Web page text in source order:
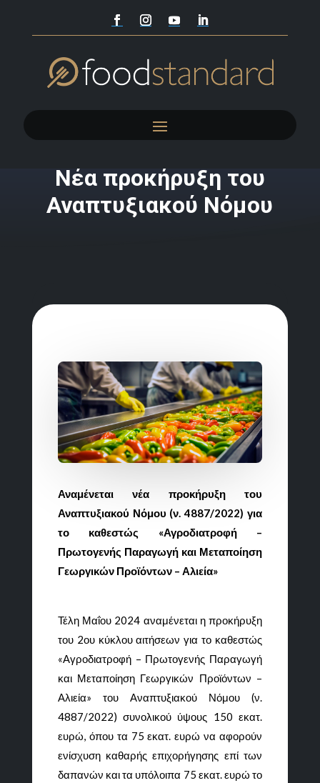
Nέα προκήρυξη του
Αναπτυξιακού Νόμου
Αναμένεται νέα προκήρυξη του
Αναπτυξιακού Νόμου (ν. 4887/2022) για
το καθεστώς «Αγροδιατροφή –
Πρωτογενής Παραγωγή και Μεταποίηση
Γεωργικών Προϊόντων – Αλιεία»
Τέλη Μαΐου 2024 αναμένεται η προκήρυξη
του 2ου κύκλου αιτήσεων για το καθεστώς
«Αγροδιατροφή – Πρωτογενής Παραγωγή
και Μεταποίηση Γεωργικών Προϊόντων –
Αλιεία» του Αναπτυξιακού Νόμου (ν.
4887/2022) συνολικού ύψους 150 εκατ.
ευρώ, όπου τα 75 εκατ. ευρώ να αφορούν
ενίσχυση καθαρής επιχορήγησης επί των
δαπανών και τα υπόλοιπα 75 εκατ. ευρώ το